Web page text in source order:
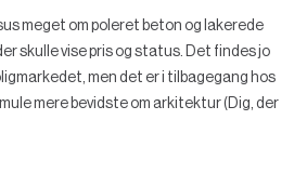
meget om poleret beton og lakerede
skulle vise pris og status. Det findes jo
men det er i tilbagegang hos
mere bevidste om arkitektur (Dig, der